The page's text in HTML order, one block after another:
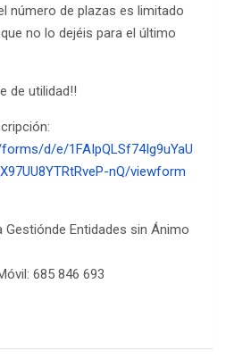
número de plazas es limitado
no lo dejéis para el último
de utilidad!!
d/e/1FAIpQLSf74Ig9uYaU
nQ/viewform
Entidades sin Ánimo
685 846 693